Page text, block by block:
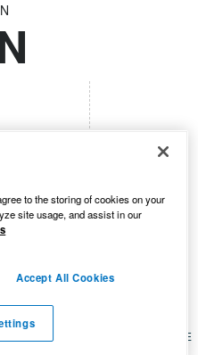
COSMÉTIQUE
to the storing of cookies on your
site usage, and assist in our
Accept All Cookies